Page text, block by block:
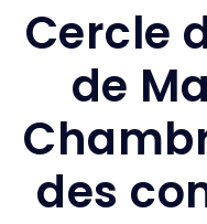
Cercle
de
des